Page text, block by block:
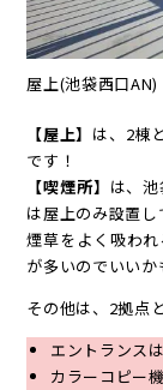
屋上(池袋西口AN)
【屋上】 は、2棟
です！
【喫煙所】 は、
は屋上のみ設置し
煙草をよく吸わ
が多いのでいい
その他は、2拠点
エントランス
カラーコピー